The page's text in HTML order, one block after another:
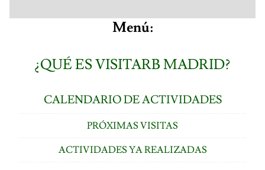
Menú:
¿QUÉ ES VISITARB MADRID?
CALENDARIO DE ACTIVIDADES
PRÓXIMAS VISITAS
ACTIVIDADES YA REALIZADAS